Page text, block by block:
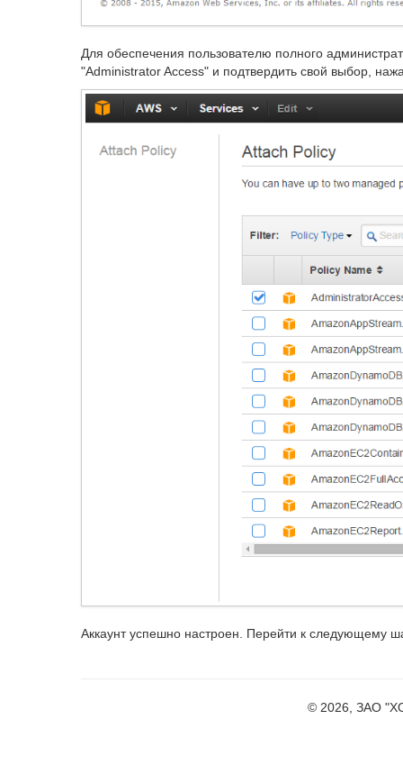
Для обеспечения пользователю полного
"Administrator Access" и подтвердить свой выбор,
Аккаунт успешно настроен. Перейти к следующему
© 2026, ЗАО